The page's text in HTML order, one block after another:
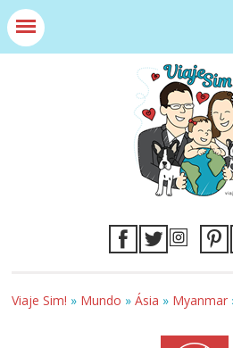
Viaje Sim! » Mundo »Ásia » Myanmar